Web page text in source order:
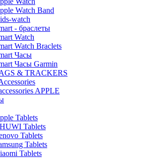
Watch Band
watch
- браслеты
Watch
Watch Braclets
Часы
Часы Garmin
& TRACKERS
APPLE
Tablets
Tablets
Tablets
Tablets
Tablets